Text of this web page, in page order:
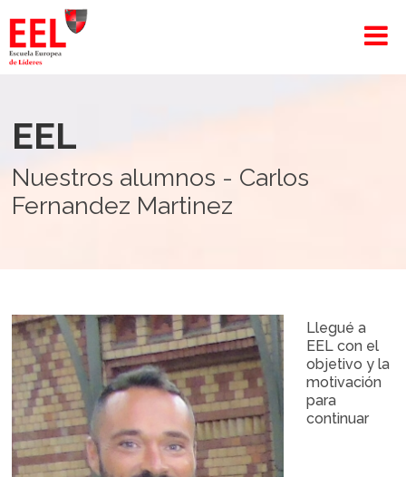
EEL
Nuestros alumnos - Carlos
Fernandez Martinez
Llegué a
EEL con el
objetivo y la
motivación
para
continuar